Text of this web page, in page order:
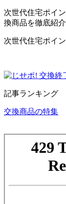
次世代住宅ポイ
換商品を徹底紹介
次世代住宅ポイ
記事ランキング
交換商品の特集